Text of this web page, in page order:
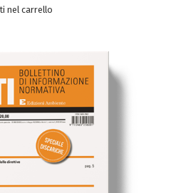
nel carrello